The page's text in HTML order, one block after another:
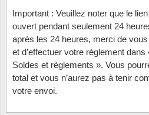
Important : Veuillez noter que le
ouvert pendant seulement 24
après les 24 heures, merci de
et d’effectuer votre règlement
Soldes et règlements ». Vous
total et vous n’aurez pas à tenir
votre envoi.